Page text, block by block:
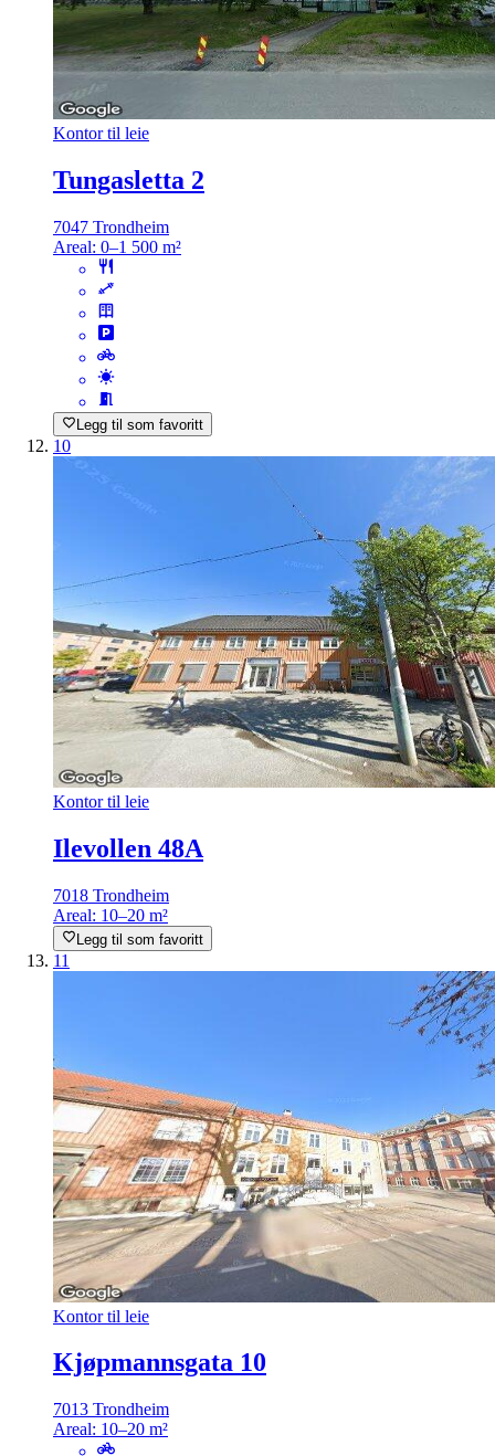
Kontor til leie
Tungasletta 2
7047 Trondheim
Areal: 0–1 500 m²
Legg til som favoritt
10
Kontor til leie
Ilevollen 48A
7018 Trondheim
Areal: 10–20 m²
Legg til som favoritt
11
Kontor til leie
Kjøpmannsgata 10
7013 Trondheim
Areal: 10–20 m²